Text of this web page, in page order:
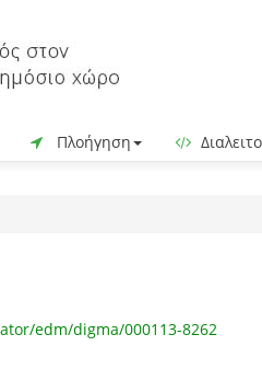
Πλοήγηση
edm/digma/000113-8262